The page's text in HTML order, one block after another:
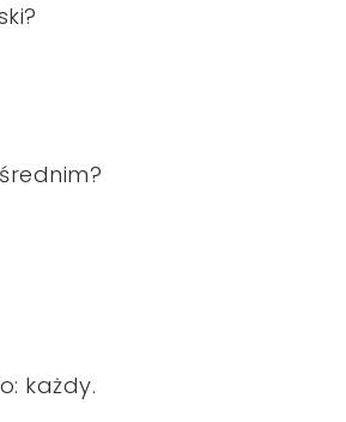
każdy.